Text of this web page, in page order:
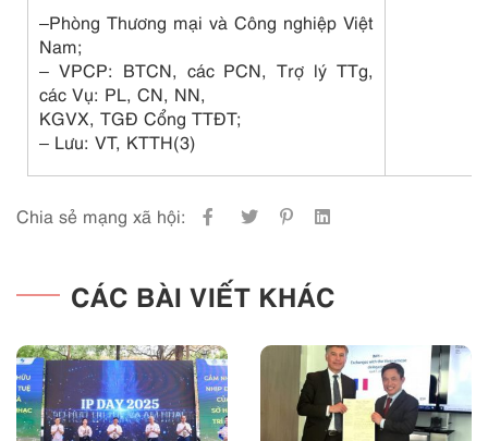
–Phòng Thương mại và Công nghiệp Việt
Nam;
– VPCP: BTCN, các PCN, Trợ lýTTg,
các Vụ: PL, CN, NN,
KGVX, TGĐ Cổng TTĐT;
– Lưu: VT, KTTH(3)
Chia sẻ mạng xã hội:
CÁC BÀI VIẾT KHÁC